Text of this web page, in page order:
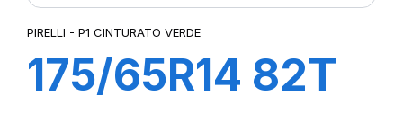
PIRELLI - P1 CINTURATO VERDE
175/65R14 82T